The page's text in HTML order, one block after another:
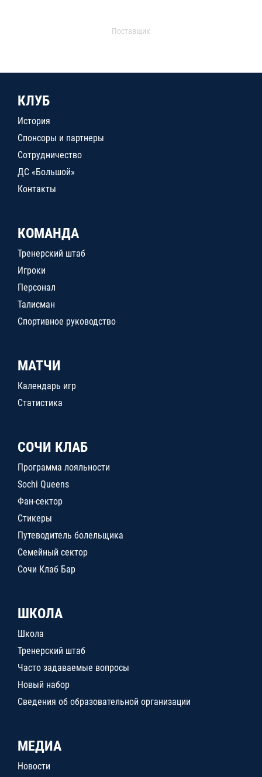
Поставщик
КЛУБ
История
Спонсоры и партнеры
Сотрудничество
ДС «Большой»
Контакты
КОМАНДА
Тренерский штаб
Игроки
Персонал
Талисман
Спортивное руководство
МАТЧИ
Календарь игр
Статистика
СОЧИ КЛАБ
Программа лояльности
Sochi Queens
Фан-сектор
Стикеры
Путеводитель болельщика
Семейный сектор
Сочи Клаб Бар
ШКОЛА
Школа
Тренерский штаб
Часто задаваемые вопросы
Новый набор
Сведения об образовательной организации
МЕДИА
Новости